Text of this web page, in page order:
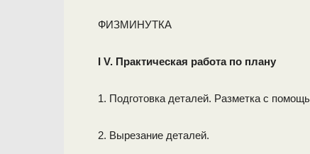
ФИЗМИНУТКА
I V. Практическая работа по плану
1. Подготовка деталей. Разметка с
2. Вырезание деталей.